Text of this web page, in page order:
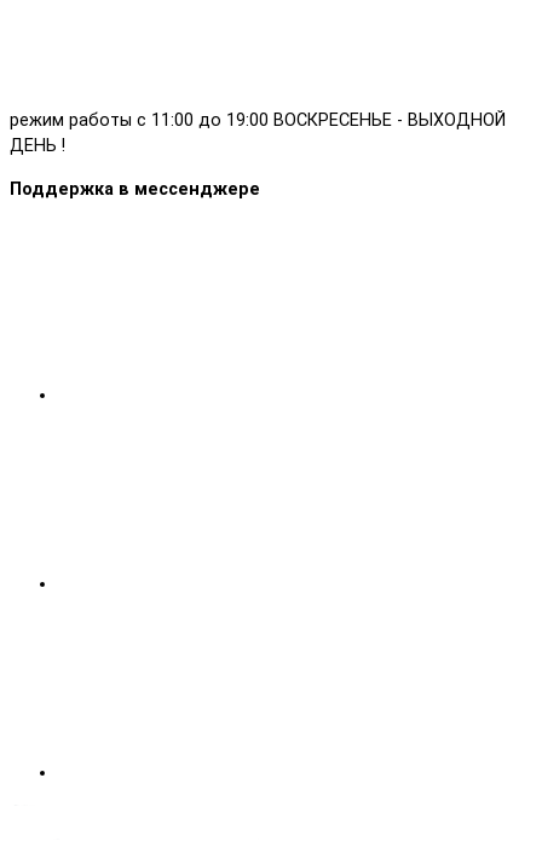
режим работы с 11:00 до 19:00 ВОСКРЕСЕНЬЕ - ВЫХОДНОЙ
ДЕНЬ !
Поддержка в мессенджере